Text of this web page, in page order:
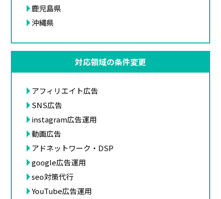
鹿児島県
沖縄県
対応領域の条件変更
アフィリエイト広告
SNS広告
instagram広告運用
動画広告
アドネットワーク・DSP
google広告運用
seo対策代行
YouTube広告運用